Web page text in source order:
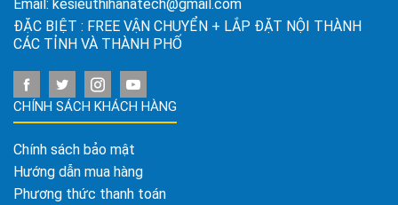
Email: kesieuthihanatech@gmail.com
ĐẶC BIỆT : FREE VẬN CHUYỂN + LẮP ĐẶT NỘI THÀNH
CÁC TỈNH VÀ THÀNH PHỐ
CHÍNH SÁCH KHÁCH HÀNG
Chính sách bảo mật
Hướng dẫn mua hàng
Phương thức thanh toán